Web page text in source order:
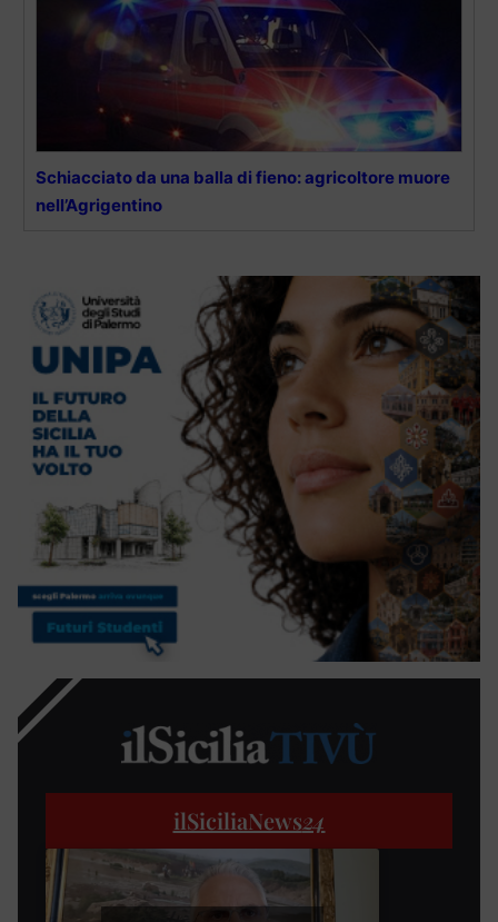
Schiacciato da una balla di fieno: agricoltore muore
nell’Agrigentino
ilSiciliaNews24